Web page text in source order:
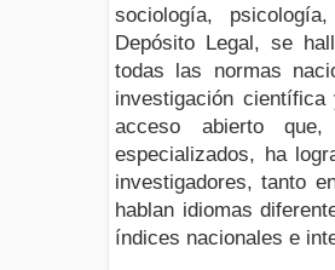
sociología,
Depósito Legal, se
todas las normas
investigación
acceso abierto
especializados, ha
investigadores, tanto
hablan idiomas
índices nacionales e